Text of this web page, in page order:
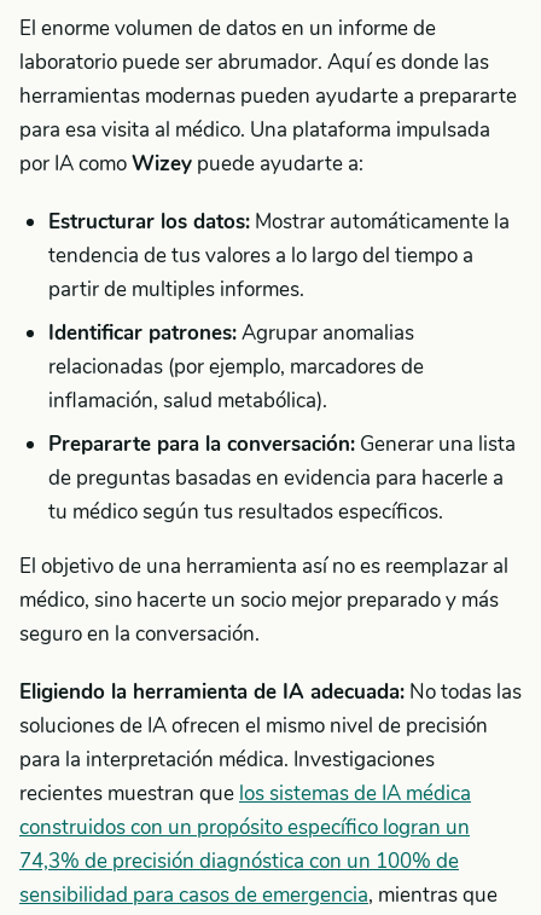
El enorme volumen de datos en un informe de
laboratorio puede ser abrumador. Aquí es donde las
herramientas modernas pueden ayudarte a prepararte
para esa visita al médico. Una plataforma impulsada
por IA comoWizey puede ayudarte a:
Estructurar los datos: Mostrar automáticamente la
tendencia de tus valores a lo largo del tiempo a
partir de multiples informes.
Identificar patrones:Agrupar anomalias
relacionadas (por ejemplo, marcadores de
inflamación, salud metabólica).
Prepararte para la conversación: Generar una lista
de preguntas basadas en evidencia para hacerle a
tu médico según tus resultados específicos.
El objetivo de una herramienta así no es reemplazar al
médico, sino hacerte un socio mejor preparado y más
seguro en la conversación.
Eligiendo la herramienta de IA adecuada: No todas las
soluciones de IA ofrecen el mismo nivel de precisión
para la interpretación médica. Investigaciones
recientes muestran que los sistemas de IA médica
construidos con un propósito específico logran un
74,3% de precisión diagnóstica con un 100% de
sensibilidad para casos de emergencia, mientras que